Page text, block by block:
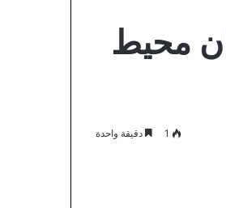
محيط
1 دقيقة واحدة